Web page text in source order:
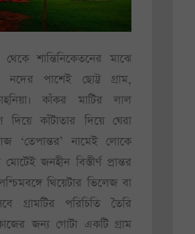
শান্তিনিকেতনের মাঝে
পাশেই ছোট্ট গ্রাম,
কাঁকর মাটির লাল
দিয়ে কাঁটাতার দিয়ে ঘেরা
‘তেপান্তর’ নামেই লোকে
জনহীন বিস্তীর্ণ প্রান্তর
থিয়েটার ভিলেজ বা
গ্রামটির পরিচিতি তৈরি
জন্য গোটা একটি গ্রাম